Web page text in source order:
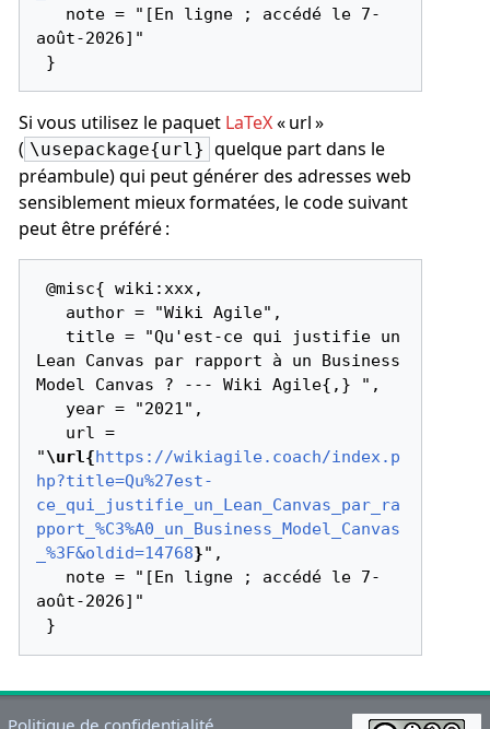
août-2026]"
Si vous utilisez le paquet LaTeX« url »
( \usepackage{url} quelque part dans le
préambule) qui peut générer des adresses web
sensiblement mieux formatées, le code suivant
peut être préféré :
@misc{ wiki:xxx,
Lean Canvas par rapport à un Business
Model Canvas ? --- Wiki Agile{,} ",
"\url{https://wikiagile.coach/index.p
hp?title=Qu%27est-
ce_qui_justifie_un_Lean_Canvas_par_ra
pport_%C3%A0_un_Business_Model_Canvas
_%3F&oldid=14768}",
août-2026]"
Politique de confidentialité